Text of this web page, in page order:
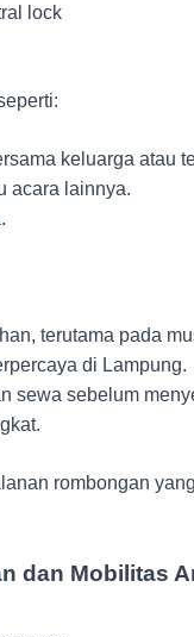
lock
keluarga atau
acara lainnya.
terutama pada
di Lampung.
sewa sebelum
rombongan
dan Mobilitas